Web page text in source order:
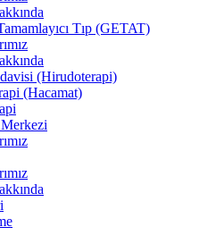
Tıp (GETAT)
(Hirudoterapi)
(Hacamat)